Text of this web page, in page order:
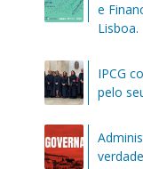
e
Lisboa.
IPCG
pelo